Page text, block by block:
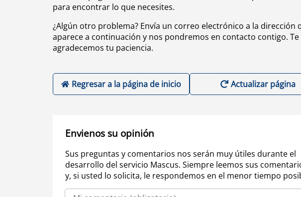
para encontrar lo que necesites.
¿Algún otro problema? Envía un correo electrónico a la dirección
aparece a continuación y nos pondremos en contacto contigo. Te
agradecemos tu paciencia.
Regresar a la página de inicio Actualizar página
Envienos su opinión
Sus preguntas y comentarios nos serán muy útiles durante el
desarrollo del servicio Mascus. Siempre leemos sus
y, si usted lo solicita, le respondemos en el menor tiempo